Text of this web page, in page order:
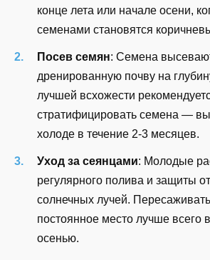
конце лета или начале осени,
семенами становятся
Посев семян: Семена
дренированную почву на
лучшей всхожести
стратифицировать семена —
холоде в течение 2-3 месяцев.
Уход за сеянцами: Молодые
регулярного полива и защиты
солнечных лучей.
постоянное место лучше всего
осенью.